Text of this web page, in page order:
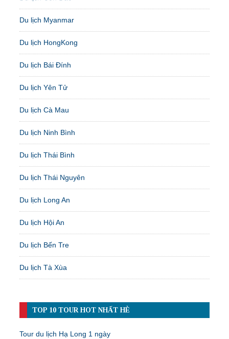
Du lịch Myanmar
Du lịch HongKong
Du lịch Bái Đính
Du lịch Yên Tử
Du lịch Cà Mau
Du lịch Ninh Bình
Du lịch Thái Bình
Du lịch Thái Nguyên
Du lịch Long An
Du lịch Hội An
Du lịch Bến Tre
Du lịch Tà Xùa
TOP 10 TOUR HOT NHẤT HÈ
Tour du lịch Hạ Long 1 ngày